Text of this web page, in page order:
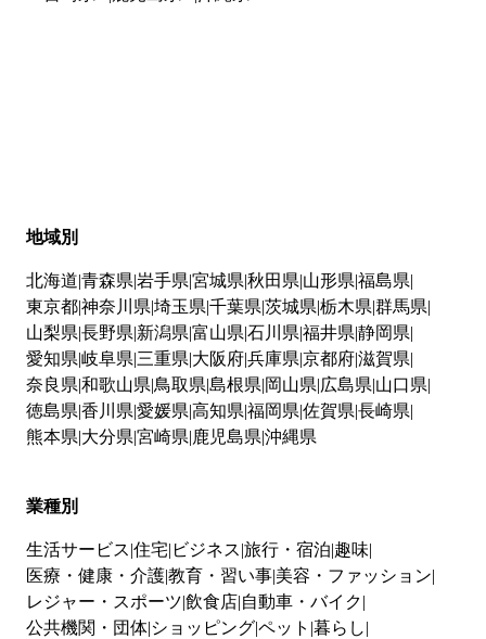
地域別
北海道 青森県 岩手県 宮城県 秋田県 山形県 福島県
東京都神奈川県 埼玉県 千葉県 茨城県 栃木県 群馬県
山梨県 長野県 新潟県 富山県 石川県 福井県 静岡県
愛知県 岐阜県 三重県 大阪府兵庫県 京都府滋賀県
奈良県 和歌山県 鳥取県 島根県 岡山県 広島県 山口県
徳島県 香川県 愛媛県 高知県 福岡県 佐賀県 長崎県
熊本県 大分県 宮崎県 鹿児島県 沖縄県
業種別
生活サービス 住宅 ビジネス 旅行・宿泊 趣味
医療・健康・介護教育・習い事 美容・ファッション
レジャー・スポーツ 飲食店 自動車・バイク
公共機関・団体 ショッピングペット 暮らし